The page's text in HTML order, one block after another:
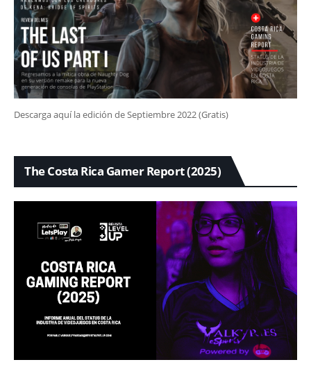
Descarga aquí la edición de Septiembre 2022 (Gratis)
The Costa Rica Gamer Report (2025)